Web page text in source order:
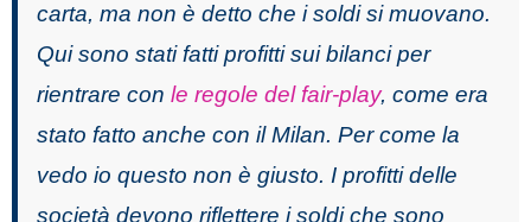
carta, ma non è detto che i soldi si muovano.
Qui sono stati fatti profitti sui bilanci per
rientrare con le regole del fair-play, come era
stato fatto anche con il Milan. Per come la
vedo io questo non è giusto. I profitti delle
società devono riflettere i soldi che sono